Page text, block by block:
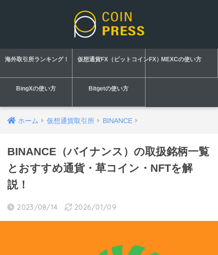
海外取引所ランキング！ 仮想通貨FX（ビットコインFX）MEXCの使い方
BingXの使い方 Bitgetの使い方
ホーム 仮想通貨取引所 BINANCE
BINANCE（バイナンス）の取扱銘柄一覧
とおすすめ通貨・草コイン・NFTを解
説！
2023/08/14 2026/01/09